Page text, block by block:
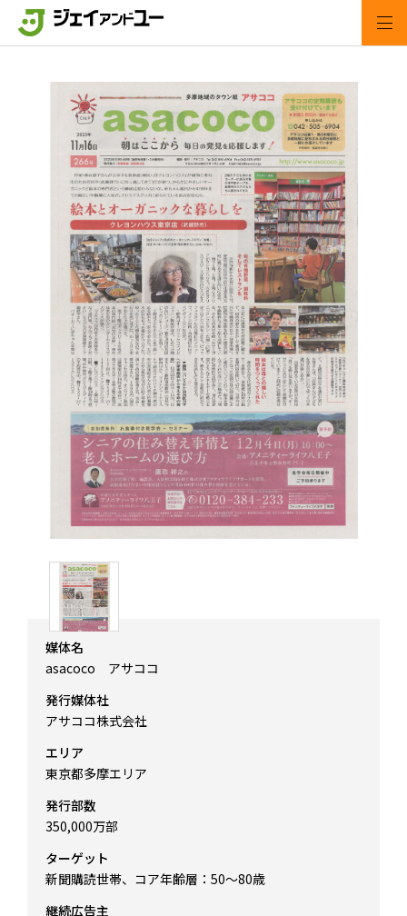
媒体名
asacoco アサココ
発行媒体社
アサココ株式会社
エリア
東京都多摩エリア
発行部数
350,000万部
ターゲット
新聞購読世帯、コア年齢層：50～80歳
継続広告主